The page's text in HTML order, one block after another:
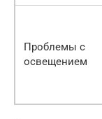
Проблемы с
освещением